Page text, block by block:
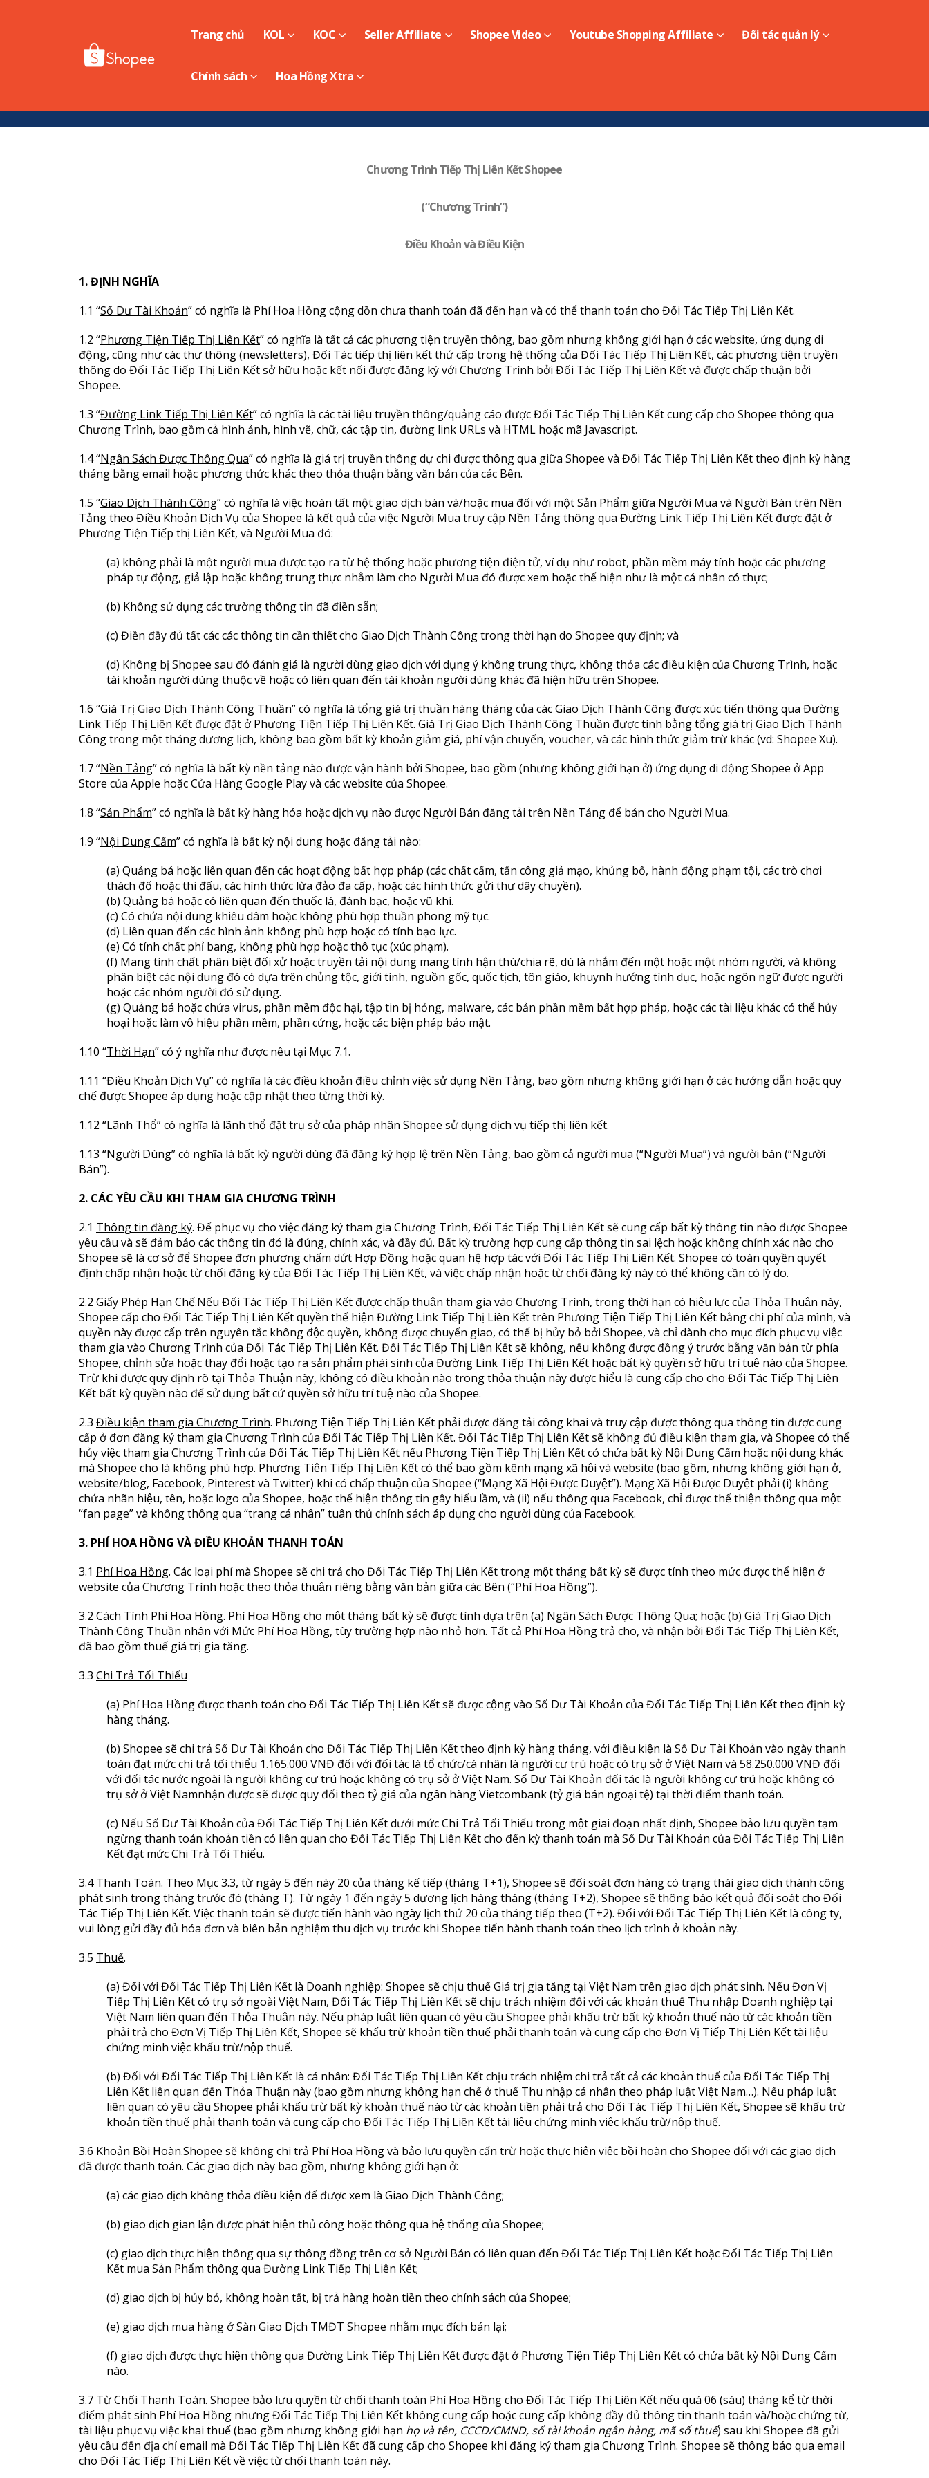
Trang chủ KOL KOC Seller Affiliate Shopee Video Youtube Shopping Affiliate Đối tác quản lý
Chính sách Hoa Hồng Xtra
Chương Trình Tiếp Thị Liên Kết Shopee
(“Chương Trình”)
Điều Khoản và Điều Kiện
1.ĐỊNH NGHĨA
1.1 “Số Dư Tài Khoản” có nghĩa là Phí Hoa Hồng cộng dồn chưa thanh toán đã đến hạn và có thể thanh toán cho Đối Tác Tiếp Thị Liên Kết.
1.2 “Phương Tiện Tiếp Thị Liên Kết” có nghĩa là tất cả các phương tiện truyền thông, bao gồm nhưng không giới hạn ở các website, ứng dụng di
động, cũng như các thư thông (newsletters), Đối Tác tiếp thị liên kết thứ cấp trong hệ thống của Đối Tác Tiếp Thị Liên Kết, các phương tiện truyền
thông do Đối Tác Tiếp Thị Liên Kết sở hữu hoặc kết nối được đăng ký với Chương Trình bởi Đối Tác Tiếp Thị Liên Kết và được chấp thuận bởi
Shopee.
1.3 “Đường Link Tiếp Thị Liên Kết” có nghĩa là các tài liệu truyền thông/quảng cáo được Đối Tác Tiếp Thị Liên Kết cung cấp cho Shopee thông qua
Chương Trình, bao gồm cả hình ảnh, hình vẽ, chữ, các tập tin, đường link URLs và HTML hoặc mã Javascript.
1.4 “Ngân Sách Được Thông Qua” có nghĩa là giá trị truyền thông dự chi được thông qua giữa Shopee và Đối Tác Tiếp Thị Liên Kết theo định kỳ hàng
tháng bằng email hoặc phương thức khác theo thỏa thuận bằng văn bản của các Bên.
1.5 “Giao Dịch Thành Công” có nghĩa là việc hoàn tất một giao dịch bán và/hoặc mua đối với một Sản Phẩm giữa Người Mua và Người Bán trên Nền
Tảng theo Điều Khoản Dịch Vụ của Shopee là kết quả của việc Người Mua truy cập Nền Tảng thông qua Đường Link Tiếp Thị Liên Kết được đặt ở
Phương Tiện Tiếp thị Liên Kết, và Người Mua đó:
(a) không phải là một người mua được tạo ra từ hệ thống hoặc phương tiện điện tử, ví dụ như robot, phần mềm máy tính hoặc các phương
pháp tự động, giả lập hoặc không trung thực nhằm làm cho Người Mua đó được xem hoặc thể hiện như là một cá nhân có thực;
(b) Không sử dụng các trường thông tin đã điền sẵn;
(c) Điền đầy đủ tất các các thông tin cần thiết cho Giao Dịch Thành Công trong thời hạn do Shopee quy định; và
(d) Không bị Shopee sau đó đánh giá là người dùng giao dịch với dụng ý không trung thực, không thỏa các điều kiện của Chương Trình, hoặc
tài khoản người dùng thuộc về hoặc có liên quan đến tài khoản người dùng khác đã hiện hữu trên Shopee.
1.6 “Giá Trị Giao Dịch Thành Công Thuần” có nghĩa là tổng giá trị thuần hàng tháng của các Giao Dịch Thành Công được xúc tiến thông qua Đường
Link Tiếp Thị Liên Kết được đặt ở Phương Tiện Tiếp Thị Liên Kết. Giá Trị Giao Dịch Thành Công Thuần được tính bằng tổng giá trị Giao Dịch Thành
Công trong một tháng dương lịch, không bao gồm bất kỳ khoản giảm giá, phí vận chuyển, voucher, và các hình thức giảm trừ khác (vd: Shopee Xu).
1.7 “Nền Tảng” có nghĩa là bất kỳ nền tảng nào được vận hành bởi Shopee, bao gồm (nhưng không giới hạn ở) ứng dụng di động Shopee ở App
Store của Apple hoặc Cửa Hàng Google Play và các website của Shopee.
1.8 “Sản Phẩm” có nghĩa là bất kỳ hàng hóa hoặc dịch vụ nào được Người Bán đăng tải trên Nền Tảng để bán cho Người Mua.
1.9 “Nội Dung Cấm” có nghĩa là bất kỳ nội dung hoặc đăng tải nào:
(a) Quảng bá hoặc liên quan đến các hoạt động bất hợp pháp (các chất cấm, tấn công giả mạo, khủng bố, hành động phạm tội, các trò chơi
thách đố hoặc thi đấu, các hình thức lừa đảo đa cấp, hoặc các hình thức gửi thư dây chuyền).
(b) Quảng bá hoặc có liên quan đến thuốc lá, đánh bạc, hoặc vũ khí.
(c) Có chứa nội dung khiêu dâm hoặc không phù hợp thuần phong mỹ tục.
(d) Liên quan đến các hình ảnh không phù hợp hoặc có tính bạo lực.
(e) Có tính chất phỉ bang, không phù hợp hoặc thô tục (xúc phạm).
(f) Mang tính chất phân biệt đối xử hoặc truyền tải nội dung mang tính hận thù/chia rẽ, dù là nhắm đến một hoặc một nhóm người, và không
phân biệt các nội dung đó có dựa trên chủng tộc, giới tính, nguồn gốc, quốc tịch, tôn giáo, khuynh hướng tình dục, hoặc ngôn ngữ được người
hoặc các nhóm người đó sử dụng.
(g) Quảng bá hoặc chứa virus, phần mềm độc hại, tập tin bị hỏng, malware, các bản phần mềm bất hợp pháp, hoặc các tài liệu khác có thể hủy
hoại hoặc làm vô hiệu phần mềm, phần cứng, hoặc các biện pháp bảo mật.
1.10 “Thời Hạn” có ý nghĩa như được nêu tại Mục 7.1.
1.11 “Điều Khoản Dịch Vụ” có nghĩa là các điều khoản điều chỉnh việc sử dụng Nền Tảng, bao gồm nhưng không giới hạn ở các hướng dẫn hoặc quy
chế được Shopee áp dụng hoặc cập nhật theo từng thời kỳ.
1.12 “Lãnh Thổ” có nghĩa là lãnh thổ đặt trụ sở của pháp nhân Shopee sử dụng dịch vụ tiếp thị liên kết.
1.13 “Người Dùng” có nghĩa là bất kỳ người dùng đã đăng ký hợp lệ trên Nền Tảng, bao gồm cả người mua (“Người Mua”) và người bán (“Người
Bán”).
2. CÁC YÊU CẦU KHI THAM GIA CHƯƠNG TRÌNH
2.1 Thông tin đăng ký. Để phục vụ cho việc đăng ký tham gia Chương Trình, Đối Tác Tiếp Thị Liên Kết sẽ cung cấp bất kỳ thông tin nào được Shopee
yêu cầu và sẽ đảm bảo các thông tin đó là đúng, chính xác, và đầy đủ. Bất kỳ trường hợp cung cấp thông tin sai lệch hoặc không chính xác nào cho
Shopee sẽ là cơ sở để Shopee đơn phương chấm dứt Hợp Đồng hoặc quan hệ hợp tác với Đối Tác Tiếp Thị Liên Kết. Shopee có toàn quyền quyết
định chấp nhận hoặc từ chối đăng ký của Đối Tác Tiếp Thị Liên Kết, và việc chấp nhận hoặc từ chối đăng ký này có thể không cần có lý do.
2.2 Giấy Phép Hạn Chế.Nếu Đối Tác Tiếp Thị Liên Kết được chấp thuận tham gia vào Chương Trình, trong thời hạn có hiệu lực của Thỏa Thuận này,
Shopee cấp cho Đối Tác Tiếp Thị Liên Kết quyền thể hiện Đường Link Tiếp Thị Liên Kết trên Phương Tiện Tiếp Thị Liên Kết bằng chi phí của mình, và
quyền này được cấp trên nguyên tắc không độc quyền, không được chuyển giao, có thể bị hủy bỏ bởi Shopee, và chỉ dành cho mục đích phục vụ việc
tham gia vào Chương Trình của Đối Tác Tiếp Thị Liên Kết. Đối Tác Tiếp Thị Liên Kết sẽ không, nếu không được đồng ý trước bằng văn bản từ phía
Shopee, chỉnh sửa hoặc thay đổi hoặc tạo ra sản phẩm phái sinh của Đường Link Tiếp Thị Liên Kết hoặc bất kỳ quyền sở hữu trí tuệ nào của Shopee.
Trừ khi được quy định rõ tại Thỏa Thuận này, không có điều khoản nào trong thỏa thuận này được hiểu là cung cấp cho cho Đối Tác Tiếp Thị Liên
Kết bất kỳ quyền nào để sử dụng bất cứ quyền sở hữu trí tuệ nào của Shopee.
2.3 Điều kiện tham gia Chương Trình. Phương Tiện Tiếp Thị Liên Kết phải được đăng tải công khai và truy cập được thông qua thông tin được cung
cấp ở đơn đăng ký tham gia Chương Trình của Đối Tác Tiếp Thị Liên Kết. Đối Tác Tiếp Thị Liên Kết sẽ không đủ điều kiện tham gia, và Shopee có thể
hủy việc tham gia Chương Trình của Đối Tác Tiếp Thị Liên Kết nếu Phương Tiện Tiếp Thị Liên Kết có chứa bất kỳ Nội Dung Cấm hoặc nội dung khác
mà Shopee cho là không phù hợp. Phương Tiện Tiếp Thị Liên Kết có thể bao gồm kênh mạng xã hội và website (bao gồm, nhưng không giới hạn ở,
website/blog, Facebook, Pinterest và Twitter) khi có chấp thuận của Shopee (“Mạng Xã Hội Được Duyệt”). Mạng Xã Hội Được Duyệt phải (i) không
chứa nhãn hiệu, tên, hoặc logo của Shopee, hoặc thể hiện thông tin gây hiểu lầm, và (ii) nếu thông qua Facebook, chỉ được thể thiện thông qua một
“fan page” và không thông qua “trang cá nhân” tuân thủ chính sách áp dụng cho người dùng của Facebook.
3. PHÍ HOA HỒNG VÀ ĐIỀU KHOẢN THANH TOÁN
3.1 Phí Hoa Hồng. Các loại phí mà Shopee sẽ chi trả cho Đối Tác Tiếp Thị Liên Kết trong một tháng bất kỳ sẽ được tính theo mức được thể hiện ở
website của Chương Trình hoặc theo thỏa thuận riêng bằng văn bản giữa các Bên (“Phí Hoa Hồng”).
3.2 Cách Tính Phí Hoa Hồng. Phí Hoa Hồng cho một tháng bất kỳ sẽ được tính dựa trên (a) Ngân Sách Được Thông Qua; hoặc (b) Giá Trị Giao Dịch
Thành Công Thuần nhân với Mức Phí Hoa Hồng, tùy trường hợp nào nhỏ hơn. Tất cả Phí Hoa Hồng trả cho, và nhận bởi Đối Tác Tiếp Thị Liên Kết,
đã bao gồm thuế giá trị gia tăng.
3.3 Chi Trả Tối Thiểu
(a) Phí Hoa Hồng được thanh toán cho Đối Tác Tiếp Thị Liên Kết sẽ được cộng vào Số Dư Tài Khoản của Đối Tác Tiếp Thị Liên Kết theo định kỳ
hàng tháng.
(b) Shopee sẽ chi trả Số Dư Tài Khoản cho Đối Tác Tiếp Thị Liên Kết theo định kỳ hàng tháng, với điều kiện là Số Dư Tài Khoản vào ngày thanh
toán đạt mức chi trả tối thiểu 1.165.000 VNĐ đối với đối tác là tổ chức/cá nhân là người cư trú hoặc có trụ sở ở Việt Nam và 58.250.000 VNĐ đối
với đối tác nước ngoài là người không cư trú hoặc không có trụ sở ở Việt Nam. Số Dư Tài Khoản đối tác là người không cư trú hoặc không có
trụ sở ở Việt Namnhận được sẽ được quy đổi theo tỷ giá của ngân hàng Vietcombank (tỷ giá bán ngoại tệ) tại thời điểm thanh toán.
(c) Nếu Số Dư Tài Khoản của Đối Tác Tiếp Thị Liên Kết dưới mức Chi Trả Tối Thiểu trong một giai đoạn nhất định, Shopee bảo lưu quyền tạm
ngừng thanh toán khoản tiền có liên quan cho Đối Tác Tiếp Thị Liên Kết cho đến kỳ thanh toán mà Số Dư Tài Khoản của Đối Tác Tiếp Thị Liên
Kết đạt mức Chi Trả Tối Thiểu.
3.4Thanh Toán. Theo Mục 3.3, từ ngày 5 đến này 20 của tháng kế tiếp (tháng T+1), Shopee sẽ đối soát đơn hàng có trạng thái giao dịch thành công
phát sinh trong tháng trước đó (tháng T). Từ ngày 1 đến ngày 5 dương lịch hàng tháng (tháng T+2), Shopee sẽ thông báo kết quả đối soát cho Đối
Tác Tiếp Thị Liên Kết. Việc thanh toán sẽ được tiến hành vào ngày lịch thứ 20 của tháng tiếp theo (T+2). Đối với Đối Tác Tiếp Thị Liên Kết là công ty,
vui lòng gửi đầy đủ hóa đơn và biên bản nghiệm thu dịch vụ trước khi Shopee tiến hành thanh toán theo lịch trình ở khoản này.
3.5 Thuế.
(a) Đối với Đối Tác Tiếp Thị Liên Kết là Doanh nghiệp: Shopee sẽ chịu thuế Giá trị gia tăng tại Việt Nam trên giao dịch phát sinh. Nếu Đơn Vị
Tiếp Thị Liên Kết có trụ sở ngoài Việt Nam, Đối Tác Tiếp Thị Liên Kết sẽ chịu trách nhiệm đối với các khoản thuế Thu nhập Doanh nghiệp tại
Việt Nam liên quan đến Thỏa Thuận này. Nếu pháp luật liên quan có yêu cầu Shopee phải khấu trừ bất kỳ khoản thuế nào từ các khoản tiền
phải trả cho Đơn Vị Tiếp Thị Liên Kết, Shopee sẽ khấu trừ khoản tiền thuế phải thanh toán và cung cấp cho Đơn Vị Tiếp Thị Liên Kết tài liệu
chứng minh việc khấu trừ/nộp thuế.
(b) Đối với Đối Tác Tiếp Thị Liên Kết là cá nhân: Đối Tác Tiếp Thị Liên Kết chịu trách nhiệm chi trả tất cả các khoản thuế của Đối Tác Tiếp Thị
Liên Kết liên quan đến Thỏa Thuận này (bao gồm nhưng không hạn chế ở thuế Thu nhập cá nhân theo pháp luật Việt Nam…). Nếu pháp luật
liên quan có yêu cầu Shopee phải khấu trừ bất kỳ khoản thuế nào từ các khoản tiền phải trả cho Đối Tác Tiếp Thị Liên Kết, Shopee sẽ khấu trừ
khoản tiền thuế phải thanh toán và cung cấp cho Đối Tác Tiếp Thị Liên Kết tài liệu chứng minh việc khấu trừ/nộp thuế.
3.6 Khoản Bồi Hoàn.Shopee sẽ không chi trả Phí Hoa Hồng và bảo lưu quyền cấn trừ hoặc thực hiện việc bồi hoàn cho Shopee đối với các giao dịch
đã được thanh toán. Các giao dịch này bao gồm, nhưng không giới hạn ở:
(a) các giao dịch không thỏa điều kiện để được xem là Giao Dịch Thành Công;
(b) giao dịch gian lận được phát hiện thủ công hoặc thông qua hệ thống của Shopee;
(c) giao dịch thực hiện thông qua sự thông đồng trên cơ sở Người Bán có liên quan đến Đối Tác Tiếp Thị Liên Kết hoặc Đối Tác Tiếp Thị Liên
Kết mua Sản Phẩm thông qua Đường Link Tiếp Thị Liên Kết;
(d) giao dịch bị hủy bỏ, không hoàn tất, bị trả hàng hoàn tiền theo chính sách của Shopee;
(e) giao dịch mua hàng ở Sàn Giao Dịch TMĐT Shopee nhằm mục đích bán lại;
(f) giao dịch được thực hiện thông qua Đường Link Tiếp Thị Liên Kết được đặt ở Phương Tiện Tiếp Thị Liên Kết có chứa bất kỳ Nội Dung Cấm
nào.
3.7 Từ Chối Thanh Toán. Shopee bảo lưu quyền từ chối thanh toán Phí Hoa Hồng cho Đối Tác Tiếp Thị Liên Kết nếu quá 06 (sáu) tháng kể từ thời
điểm phát sinh Phí Hoa Hồng nhưng Đối Tác Tiếp Thị Liên Kết không cung cấp hoặc cung cấp không đầy đủ thông tin thanh toán và/hoặc chứng từ,
tài liệu phục vụ việc khai thuế (bao gồm nhưng không giới hạn họ và tên, CCCD/CMND, số tài khoản ngân hàng, mã số thuế) sau khi Shopee đã gửi
yêu cầu đến địa chỉ email mà Đối Tác Tiếp Thị Liên Kết đã cung cấp cho Shopee khi đăng ký tham gia Chương Trình. Shopee sẽ thông báo qua email
cho Đối Tác Tiếp Thị Liên Kết về việc từ chối thanh toán này.